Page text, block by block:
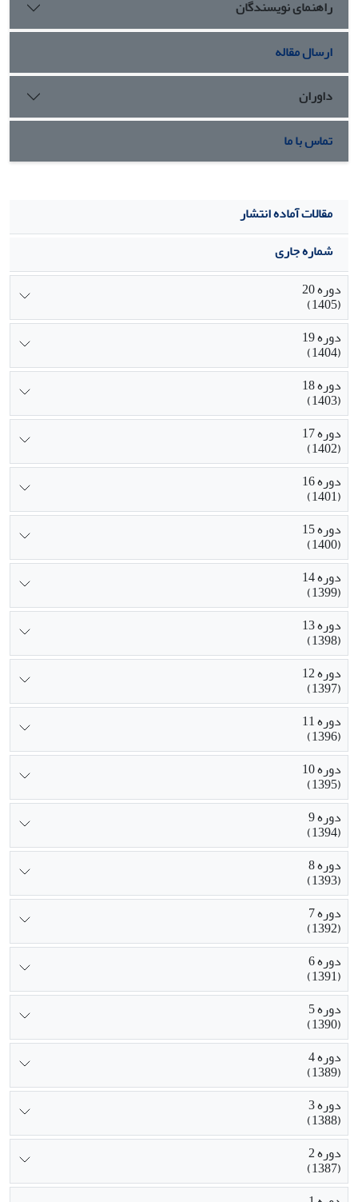
راهنمای نویسندگان
ارسال مقاله
داوران
تماس با ما
مقالات آماده انتشار
شماره جاری
دوره 20
(1405)
دوره 19
(1404)
دوره 18
(1403)
دوره 17
(1402)
دوره 16
(1401)
دوره 15
(1400)
دوره 14
(1399)
دوره 13
(1398)
دوره 12
(1397)
دوره 11
(1396)
دوره 10
(1395)
دوره 9
(1394)
دوره 8
(1393)
دوره 7
(1392)
دوره 6
(1391)
دوره 5
(1390)
دوره 4
(1389)
دوره 3
(1388)
دوره 2
(1387)